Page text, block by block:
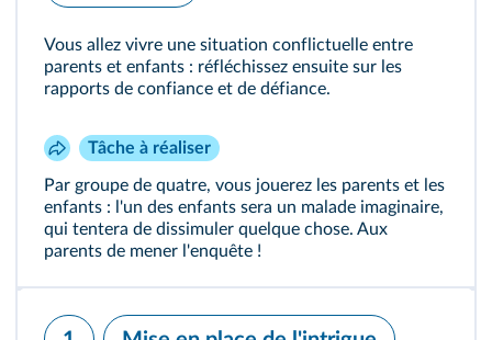
Vous allez vivre une situation conflictuelle entre
parents et enfants : réfléchissez ensuite sur les
rapports de confiance et de défiance.
Tâche à réaliser
Par groupe de quatre, vous jouerez les parents et les
enfants : l'un des enfants sera un malade imaginaire,
qui tentera de dissimuler quelque chose. Aux
parents de mener l'enquête !